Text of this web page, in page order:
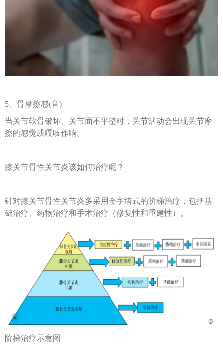
5、骨摩擦感(音)
当关节软骨破坏、关节面不平整时，关节活动会出现关节摩
擦的感觉或嘎吱作响。
膝关节骨性关节炎该如何治疗呢？
针对膝关节骨性关节炎多采用金字塔式的阶梯治疗，包括基
础治疗、药物治疗和手术治疗（修复性和重建性）。
阶梯治疗示意图